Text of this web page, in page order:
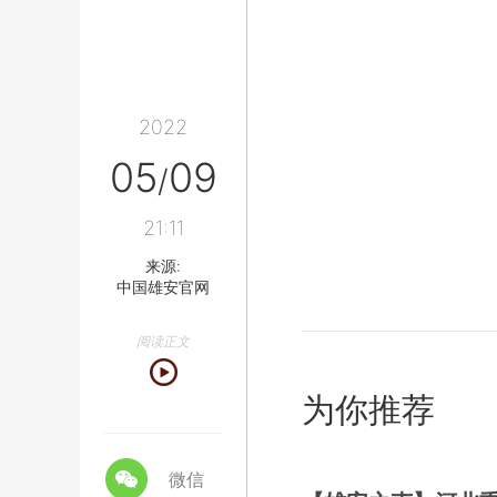
2022
05/09
21:11
来源:
中国雄安官网
阅读正文
微信
为你推荐